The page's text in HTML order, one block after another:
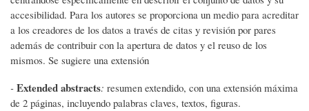
accesibilidad. Para los autores se proporciona un medio para acreditar
a los creadores de los datos a través de citas y revisión por pares
además de contribuir con la apertura de datos y el reuso de los
mismos. Se sugiere una extensión
- Extended abstracts: resumen extendido, con una extensión máxima
de 2 páginas, incluyendo palabras claves, textos, figuras.